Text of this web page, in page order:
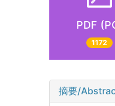
PDF
1172
摘要/